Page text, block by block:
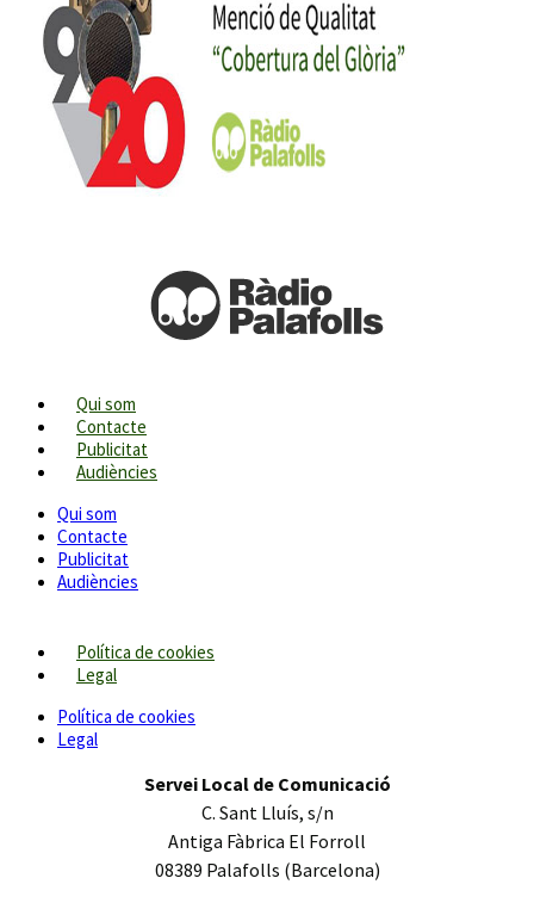
Qui som
Contacte
Publicitat
Audiències
Qui som
Contacte
Publicitat
Audiències
Política de cookies
Legal
Política de cookies
Legal
Servei Local de Comunicació
C. Sant Lluís, s/n
Antiga Fàbrica El Forroll
08389 Palafolls (Barcelona)